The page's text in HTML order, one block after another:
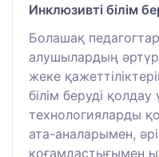
Инклюзивті білім
Болашақ
алушылардың
жеке
білім беруді
технологияларды
ата-аналарымен,
қоғамдастығымен